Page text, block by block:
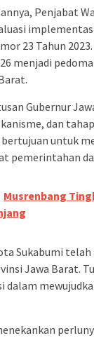
Penjabat
23 Tahun
menjadi
Gubernur
dan
bertujuan untuk
pemerintahan
Musrenbang
Sukabumi
Jawa Barat.
dalam